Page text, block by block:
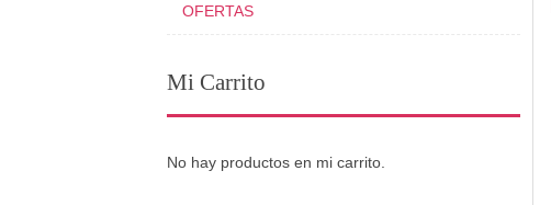
OFERTAS
Mi Carrito
No hay productos en mi carrito.